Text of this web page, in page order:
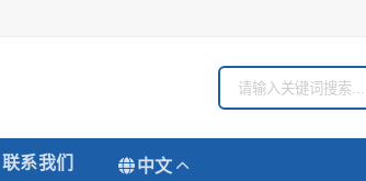
联系我们 中文